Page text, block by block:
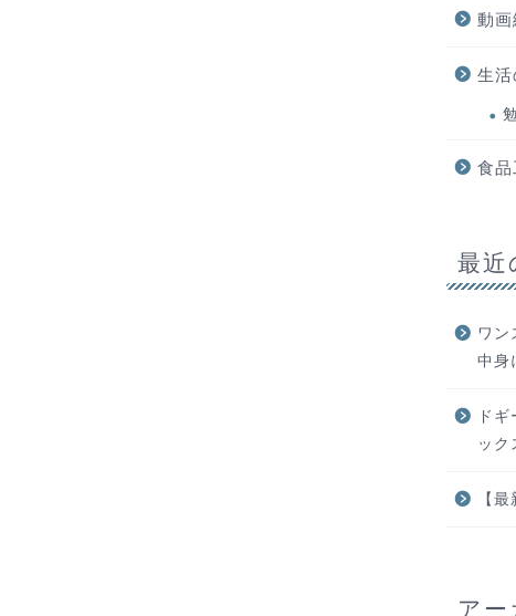
動画
生活
食品
最近
ワン
中身
ド
ック
【
ア